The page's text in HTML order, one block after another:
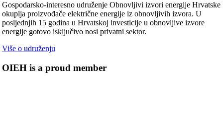
Gospodarsko-interesno udruženje Obnovljivi izvori energije Hrvatske
okuplja proizvođače električne energije iz obnovljivih izvora. U
posljednjih 15 godina u Hrvatskoj investicije u obnovljive izvore
energije gotovo isključivo nosi privatni sektor.
Više o udruženju
OIEH is a proud member